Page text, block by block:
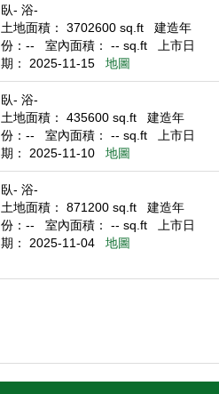
臥- 浴-
土地面積： 3702600 sq.ft
建造年
份：--
室內面積： -- sq.ft
上市日
期： 2025-11-15
地圖
臥- 浴-
土地面積： 435600 sq.ft
建造年
份：--
室內面積： -- sq.ft
上市日
期： 2025-11-10
地圖
臥- 浴-
土地面積： 871200 sq.ft
建造年
份：--
室內面積： -- sq.ft
上市日
期： 2025-11-04
地圖